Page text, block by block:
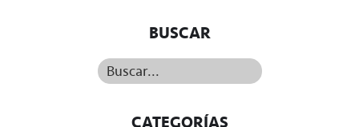
BUSCAR
Buscar...
CATEGORÍAS